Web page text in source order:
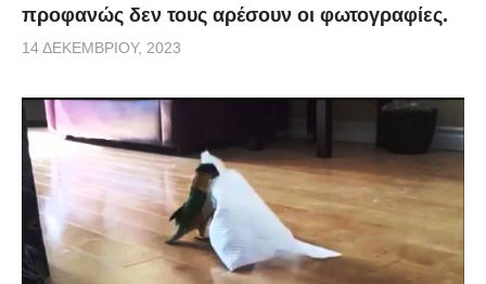
προφανώς δεν τους αρέσουν οι φωτογραφίες.
14 ΔΕΚΕΜΒΡΊΟΥ, 2023